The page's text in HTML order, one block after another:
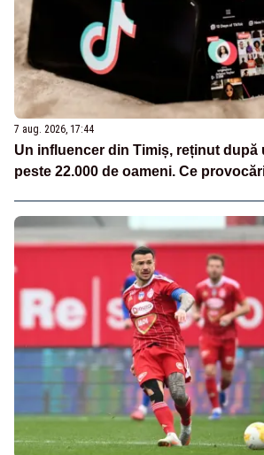
7 aug. 2026, 17:44
Un influencer din Timiș, reținut după
peste 22.000 de oameni. Ce